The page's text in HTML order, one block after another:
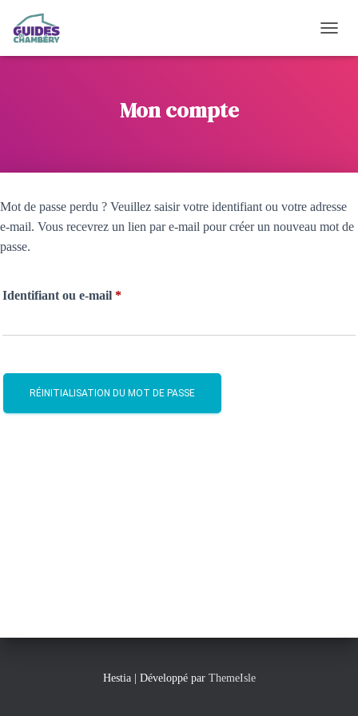
Mon compte
Mot de passe perdu ? Veuillez saisir votre identifiant ou votre adresse
e-mail. Vous recevrez un lien par e-mail pour créer un nouveau mot de
passe.
Identifiant ou e-mail *Obligatoire
RÉINITIALISATION DU MOT DE PASSE
Hestia | Développé par ThemeIsle